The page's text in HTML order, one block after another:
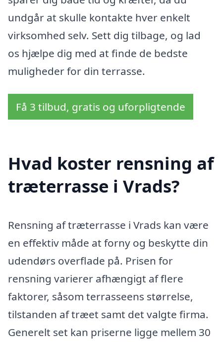
undgår at skulle kontakte hver enkelt
virksomhed selv. Sett dig tilbage, og lad
os hjælpe dig med at finde de bedste
muligheder for din terrasse.
Få 3 tilbud, gratis og uforpligtende
Hvad koster rensning af
træterrasse i Vrads?
Rensning af træterrasse i Vrads kan være
en effektiv måde at forny og beskytte din
udendørs overflade på. Prisen for
rensning varierer afhængigt af flere
faktorer, såsom terrasseens størrelse,
tilstanden af træet samt det valgte firma.
Generelt set kan priserne ligge mellem 30